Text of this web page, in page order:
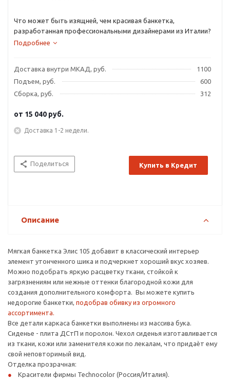
Что может быть изящней, чем красивая банкетка,
разработанная профессиональными дизайнерами из Италии?
Подробнее
Доставка внутри МКАД, руб.
1100
Подъем, руб.
600
Сборка, руб.
312
от 15 040 руб.
Доставка 1-2 недели.
Поделиться Купить в Кредит
Описание
Мягкая банкетка Элис 105 добавит в классический интерьер
элемент утонченного шика и подчеркнет хороший вкус хозяев.
Можно подобрать яркую расцветку ткани, стойкой к
загрязнениям или нежные оттенки благородной кожи для
создания дополнительного комфорта. Вы можете купить
недорогие банкетки, подобрав обивку из огромного
ассортимента.
Все детали каркаса банкетки выполнены из массива бука.
Сиденье - плита ДСтП и поролон. Чехол сиденья изготавливается
из ткани, кожи или заменителя кожи по лекалам, что придаѐт ему
свой неповторимый вид.
Отделка прозрачная:
Красители фирмы Technocolor (Россия/Италия).